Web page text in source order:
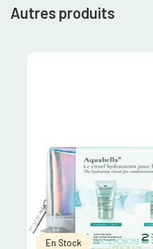
Autres produits
En Stock